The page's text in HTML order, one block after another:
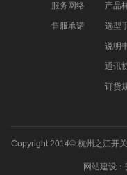
服务网络
售服承诺
产品
选型
说明
通讯
订货
Copyright 2014© 杭州之江开
网站建设：